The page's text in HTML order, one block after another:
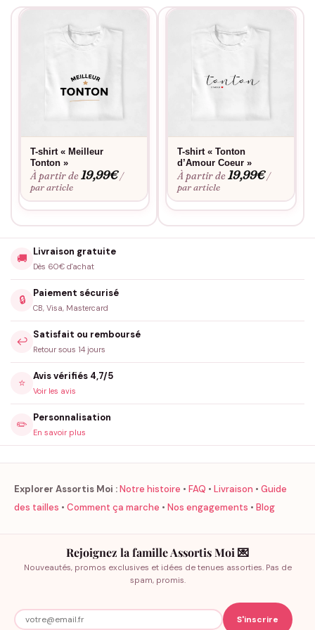
T-shirt « Meilleur
Tonton »
À partir de19,99€ /
par article
T-shirt « Tonton
d’Amour Coeur »
À partir de19,99€ /
par article
🚚
Livraison gratuite
Dès 60€ d'achat
🔒
Paiement sécurisé
CB, Visa, Mastercard
↩️
Satisfait ou remboursé
Retour sous 14 jours
⭐
Avis vérifiés 4,7/5
Voir les avis
✏️
Personnalisation
En savoir plus
Explorer Assortis Moi :Notre histoire • FAQ • Livraison • Guide
des tailles • Comment ça marche • Nos engagements • Blog
Rejoignez la famille Assortis Moi 💌
Nouveautés, promos exclusives et idées de tenues assorties. Pas de
spam, promis.